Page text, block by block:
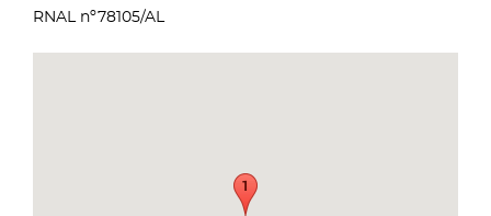
RNAL nº78105/AL